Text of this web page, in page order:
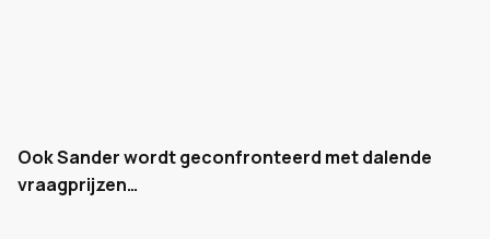
Ook Sander wordt geconfronteerd met dalende
vraagprijzen…